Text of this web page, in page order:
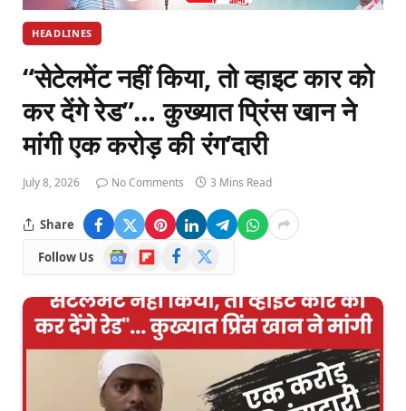
HEADLINES
“सेटेलमेंट नहीं किया, तो व्हाइट कार को
कर देंगे रेड”… कुख्यात प्रिंस खान ने
मांगी एक करोड़ की रंग’दारी
July 8, 2026 No Comments 3 Mins Read
Share
Follow Us
Google
News
FlipboardFacebook